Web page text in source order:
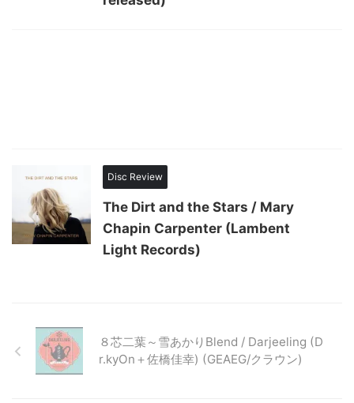
Disc Review
The Dirt and the Stars / Mary
Chapin Carpenter (Lambent
Light Records)
８芯二葉～雪あかりBlend / Darjeeling (D
r.kyOn＋佐橋佳幸) (GEAEG/クラウン)